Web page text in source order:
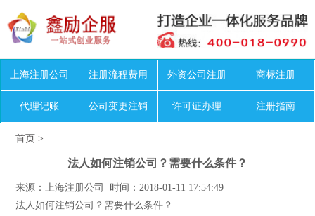
上海注册公司 注册流程费用 外资公司注册 商标注册
代理记账 公司变更注销 许可证办理 注册指南
首页 >
法人如何注销公司？需要什么条件？
来源：上海注册公司 时间：2018-01-11 17:54:49
法人如何注销公司？需要什么条件？